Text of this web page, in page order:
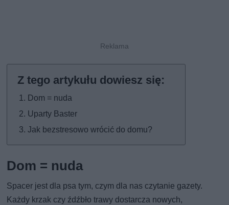
Dom = nuda
Uparty Baster
Jak bezstresowo wrócić do domu?
Dom = nuda
Spacer jest dla psa tym, czym dla nas czytanie gazety.
Każdy krzak czy źdźbło trawy dostarcza nowych,